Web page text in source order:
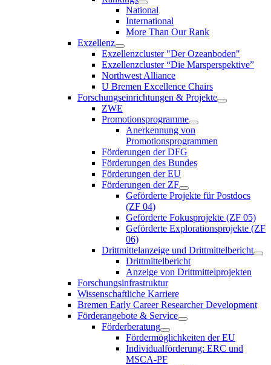
National
International
More Than Our Rank
Exzellenz
Exzellenzcluster "Der Ozeanboden"
Exzellenzcluster “Die Marsperspektive”
Northwest Alliance
U Bremen Excellence Chairs
Forschungseinrichtungen & Projekte
ZWE
Promotionsprogramme
Anerkennung von
Promotionsprogrammen
Förderungen der DFG
Förderungen des Bundes
Förderungen der EU
Förderungen der ZF
Geförderte Projekte für Postdocs
(ZF 04)
Geförderte Fokusprojekte (ZF 05)
Geförderte Explorationsprojekte (ZF
06)
Drittmittelanzeige und Drittmittelbericht
Drittmittelbericht
Anzeige von Drittmittelprojekten
Forschungsinfrastruktur
Wissenschaftliche Karriere
Bremen Early Career Researcher Development
Förderangebote & Service
Förderberatung
Fördermöglichkeiten der EU
Individualförderung: ERC und
MSCA-PF